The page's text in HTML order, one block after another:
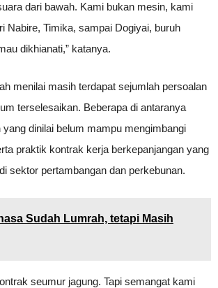
dari bawah. Kami bukan mesin, kami
Nabire, Timika, sampai Dogiyai, buruh
dikhianati,” katanya.
menilai masih terdapat sejumlah persoalan
terselesaikan. Beberapa di antaranya
yang dinilai belum mampu mengimbangi
praktik kontrak kerja berkepanjangan yang
sektor pertambangan dan perkebunan.
Sudah Lumrah, tetapi Masih
seumur jagung. Tapi semangat kami